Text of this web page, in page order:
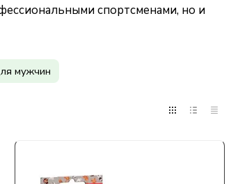
спортсменами, но и
мужчин